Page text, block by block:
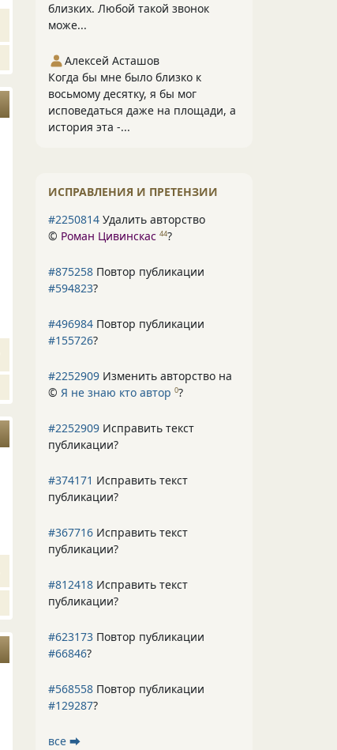
близких. Любой такой звонок
може...
Алексей Асташов
Когда бы мне было близко к
восьмому десятку, я бы мог
исповедаться даже на площади, а
история эта -...
ИСПРАВЛЕНИЯ И ПРЕТЕНЗИИ
#2250814 Удалить авторство
© Роман Цивинскас 44?
#875258 Повтор публикации
#594823?
#496984 Повтор публикации
#155726?
#2252909 Изменить авторство на
© Я не знаю кто автор 0?
#2252909 Исправить текст
публикации?
#374171 Исправить текст
публикации?
#367716 Исправить текст
публикации?
#812418 Исправить текст
публикации?
#623173 Повтор публикации
#66846?
#568558 Повтор публикации
#129287?
все ⮕